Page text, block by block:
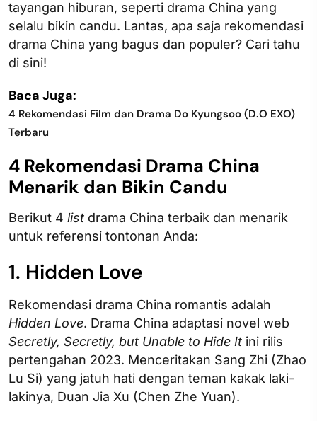
tayangan hiburan, seperti drama China yang
selalu bikin candu. Lantas, apa saja rekomendasi
drama China yang bagus dan populer? Cari tahu
di sini!
Baca Juga:
4 Rekomendasi Film dan Drama Do Kyungsoo (D.O EXO)
Terbaru
4 Rekomendasi Drama China
Menarik dan Bikin Candu
Berikut 4 list drama China terbaik dan menarik
untuk referensi tontonan Anda:
1. Hidden Love
Rekomendasi drama China romantis adalah
Hidden Love. Drama China adaptasi novel web
Secretly, Secretly, but Unable to Hide It ini rilis
pertengahan 2023. Menceritakan Sang Zhi (Zhao
Lu Si) yang jatuh hati dengan teman kakak laki-
lakinya, Duan Jia Xu (Chen Zhe Yuan).